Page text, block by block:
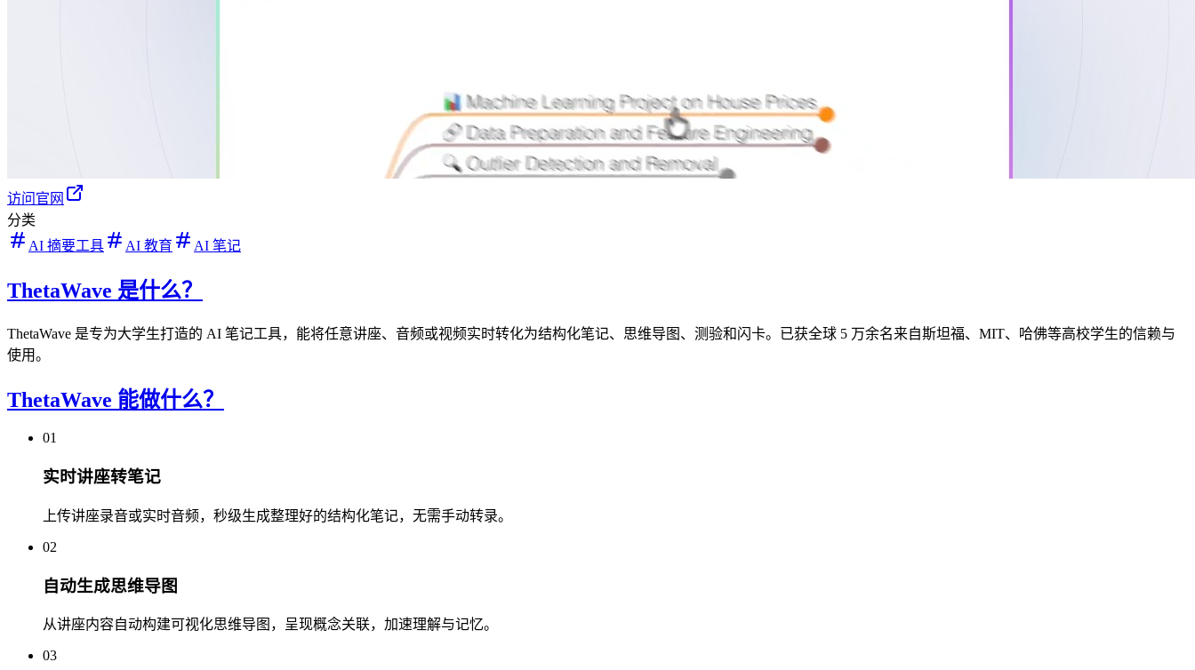
访问官网
分类
AI 摘要工具
AI 教育 AI 笔记
ThetaWave 是什么？
ThetaWave 是专为大学生打造的 AI 笔记工具，能将任意讲座、音频或视频实时转化为结构化笔记、思维导图、测验和闪卡。已获全球 5 万余名来自斯坦福、MIT、哈佛等高校学生的信赖与
使用。
ThetaWave 能做什么？
01
实时讲座转笔记
上传讲座录音或实时音频，秒级生成整理好的结构化笔记，无需手动转录。
02
自动生成思维导图
从讲座内容自动构建可视化思维导图，呈现概念关联，加速理解与记忆。
03